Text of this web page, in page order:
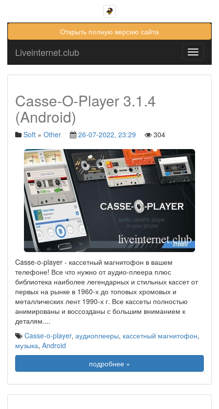
Открыть полную версию сайта
Toggle
Liveinternet.club
Casse-O-Player 3.1.4
(Android)
Soft » Other 26-07-2022, 23:29 304
Casse-o-player - кассетный магнитофон в вашем
телефоне! Все что нужно от аудио-плеера плюс
библиотека наиболее легендарных и стильных кассет от
первых на рынке в 1960-х до топовых хромовых и
металлических лент 1990-х г. Все кассеты полностью
анимированы и воссозданы с большим вниманием к
деталям....
Casse-o-player, аудиоплееры, кассетный магнитофон,
музыка, Android
подробнее »